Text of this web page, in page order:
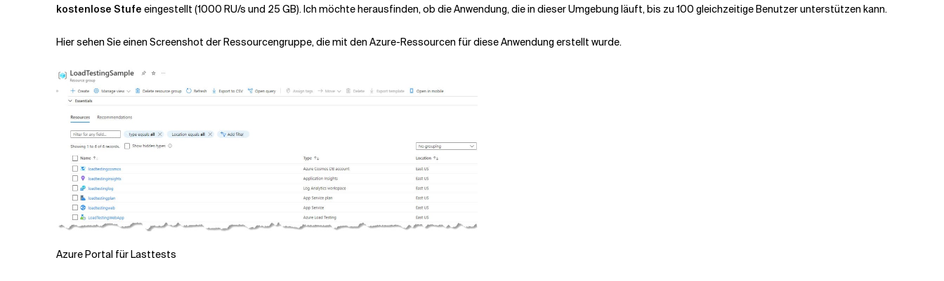
kostenlose Stufe eingestellt (1000 RU/s und 25 GB). Ich möchte herausfinden, ob die Anwendung, die in dieser Umgebung läuft, bis zu 100 gleichzeitige Benutzer unterstützen kann.
Hier sehen Sie einen Screenshot der Ressourcengruppe, die mit den Azure-Ressourcen für diese Anwendung erstellt wurde.
Azure Portal für Lasttests